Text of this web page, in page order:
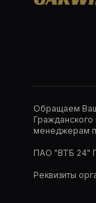
Обращаем
менеджерам
ПАО "ВТБ 24"
Реквизиты